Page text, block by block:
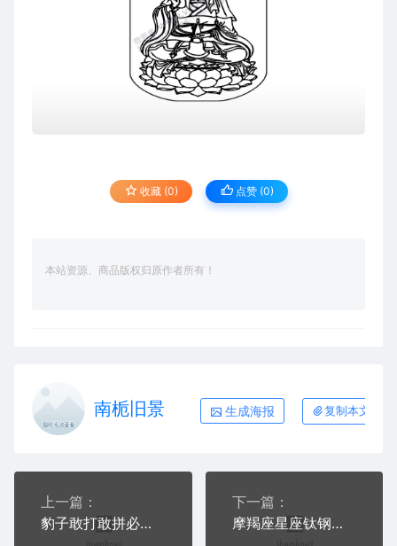
收藏 (0) 点赞 (0)
本站资源、商品版权归原作者所有！
南栀旧景 生成海报 复制本文链接
上一篇：
豹子敢打敢拼必胜钛钢军牌项链AI8.0格式激光打标文件通用矢量图
下一篇：
摩羯座星座钛钢军牌项链AI8.0格式激光打标文件通用矢量图